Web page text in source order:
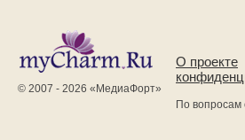
© 2007 - 2026 « МедиаФорт»
О проекте
По